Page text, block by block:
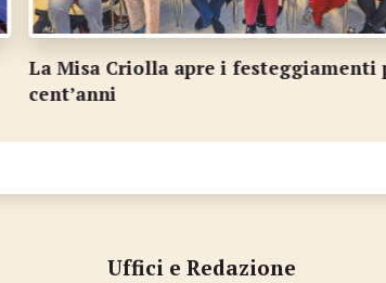
La Misa Criolla apre i festeggiamenti per i
cent’anni
Uffici e Redazione